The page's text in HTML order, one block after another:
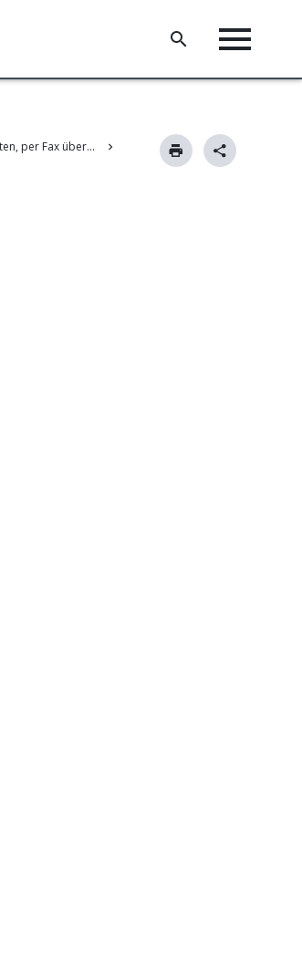
D. Fristen, per Fax übermittelte Unterlagen, Weiterbehandlung und Verfahrensunterbrechung